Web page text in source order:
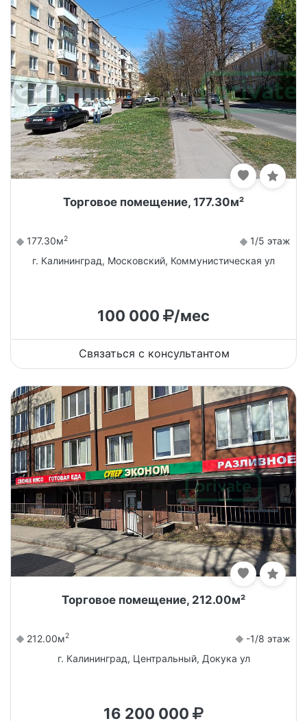
Торговое помещение, 177.30м²
177.30м2
1/5 этаж
г. Калининград, Московский, Коммунистическая ул
100 000 /мес
Связаться с консультантом
Торговое помещение, 212.00м²
212.00м2
-1/8 этаж
г. Калининград, Центральный, Докука ул
16 200 000